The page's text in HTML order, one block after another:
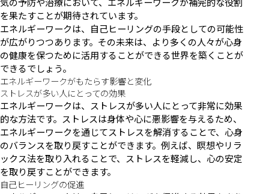
を果たすことが期待されています。
エネルギーワークは、自己ヒーリングの手段としての可能性
が広がりつつあります。その未来は、より多くの人々が心身
の健康を保つために活用することができる世界を築くことが
できるでしょう。
エネルギーワークがもたらす影響と変化
ストレスが多い人にとっての効果
エネルギーワークは、ストレスが多い人にとって非常に効果
的な方法です。ストレスは身体や心に悪影響を与えるため、
エネルギーワークを通じてストレスを解消することで、心身
のバランスを取り戻すことができます。例えば、瞑想やリラ
ックス法を取り入れることで、ストレスを軽減し、心の安定
を取り戻すことができます。
自己ヒーリングの促進